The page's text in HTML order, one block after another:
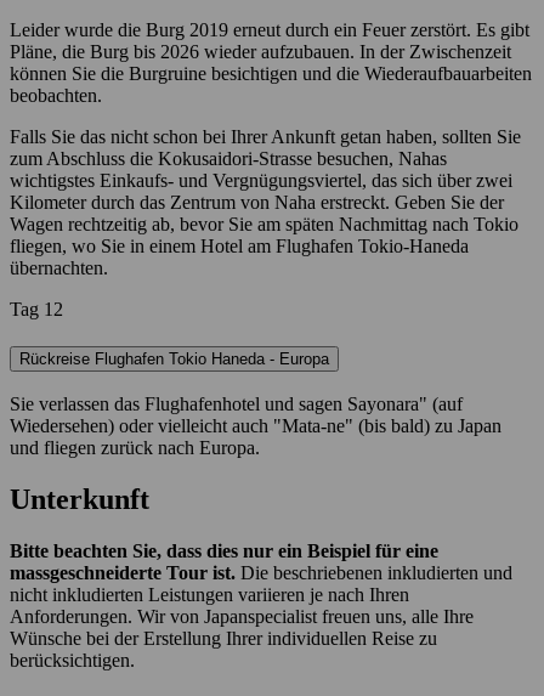
Leider wurde die Burg 2019 erneut durch ein Feuer zerstört. Es gibt
Pläne, die Burg bis 2026 wieder aufzubauen. In der Zwischenzeit
können Sie die Burgruine besichtigen und die Wiederaufbauarbeiten
beobachten.
Falls Sie das nicht schon bei Ihrer Ankunft getan haben, sollten Sie
zum Abschluss die Kokusaidori-Strasse besuchen, Nahas
wichtigstes Einkaufs- und Vergnügungsviertel, das sich über zwei
Kilometer durch das Zentrum von Naha erstreckt. Geben Sie der
Wagen rechtzeitig ab, bevor Sie am späten Nachmittag nach Tokio
fliegen, wo Sie in einem Hotel am Flughafen Tokio-Haneda
übernachten.
Tag 12
Rückreise Flughafen Tokio Haneda - Europa
Sie verlassen das Flughafenhotel und sagen Sayonara" (auf
Wiedersehen) oder vielleicht auch "Mata-ne" (bis bald) zu Japan
und fliegen zurück nach Europa.
Unterkunft
Bitte beachten Sie, dass dies nur ein Beispiel für eine
massgeschneiderte Tour ist. Die beschriebenen inkludierten und
nicht inkludierten Leistungen variieren je nach Ihren
Anforderungen. Wir von Japanspecialist freuen uns, alle Ihre
Wünsche bei der Erstellung Ihrer individuellen Reise zu
berücksichtigen.